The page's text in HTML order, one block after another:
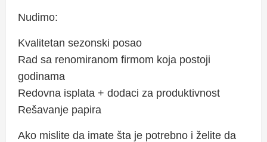
Nudimo:
Kvalitetan sezonski posao
Rad sa renomiranom firmom koja postoji
godinama
Redovna isplata + dodaci za produktivnost
Rešavanje papira
Ako mislite da imate šta je potrebno i želite da